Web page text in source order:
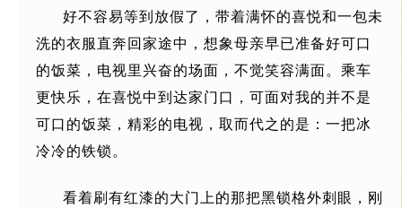
好不容易等到放假了，带着满怀的喜悦和一包未
洗的衣服直奔回家途中，想象母亲早已准备好可口
的饭菜，电视里兴奋的场面，不觉笑容满面。乘车
更快乐，在喜悦中到达家门口，可面对我的并不是
可口的饭菜，精彩的电视，取而代之的是：一把冰
冷冷的铁锁。
看着刷有红漆的大门上的那把黑锁格外刺眼，刚